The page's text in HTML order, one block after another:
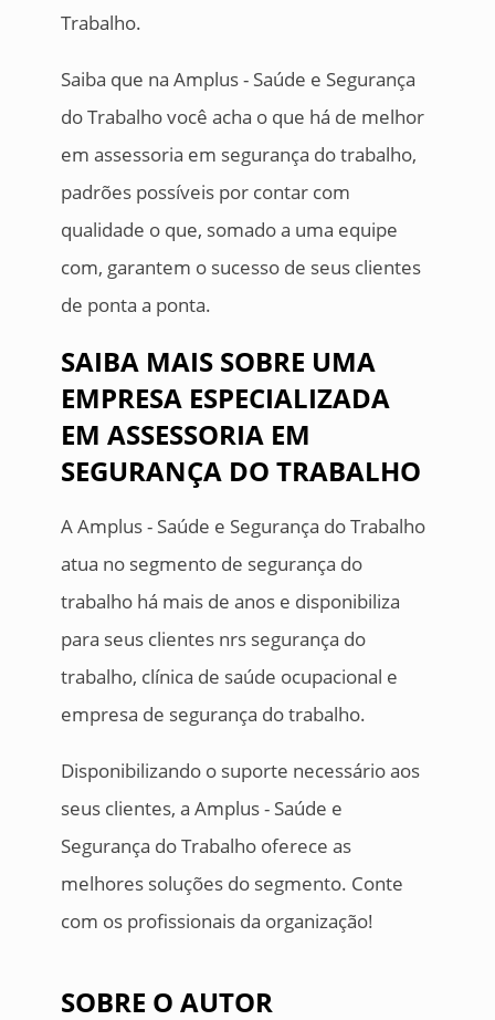
Trabalho.
Saiba que na Amplus - Saúde e Segurança
do Trabalho você acha o que há de melhor
em assessoria em segurança do trabalho,
padrões possíveis por contar com
qualidade o que, somado a uma equipe
com, garantem o sucesso de seus clientes
de ponta a ponta.
SAIBA MAIS SOBRE UMA
EMPRESA ESPECIALIZADA
EM ASSESSORIA EM
SEGURANÇA DO TRABALHO
A Amplus - Saúde e Segurança do Trabalho
atua no segmento de segurança do
trabalho há mais de anos e disponibiliza
para seus clientes nrs segurança do
trabalho, clínica de saúde ocupacional e
empresa de segurança do trabalho.
Disponibilizando o suporte necessário aos
seus clientes, a Amplus - Saúde e
Segurança do Trabalho oferece as
melhores soluções do segmento. Conte
com os profissionais da organização!
SOBRE O AUTOR